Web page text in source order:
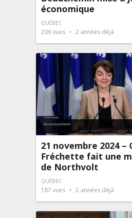
économique
QUÉBEC
206vues 2 années déjà
21 novembre 2024 –
Fréchette fait une
de Northvolt
QUÉBEC
187 vues 2 années déjà